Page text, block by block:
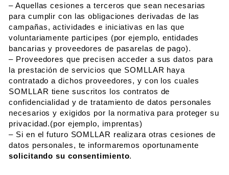
– Aquellas cesiones a terceros que sean necesarias
para cumplir con las obligaciones derivadas de las
campañas, actividades e iniciativas en las que
voluntariamente participes (por ejemplo, entidades
bancarias y proveedores de pasarelas de pago).
– Proveedores que precisen acceder a sus datos para
la prestación de servicios que SOMLLAR haya
contratado a dichos proveedores, y con los cuales
SOMLLAR tiene suscritos los contratos de
confidencialidad y de tratamiento de datos personales
necesarios y exigidos por la normativa para proteger su
privacidad.(por ejemplo, imprentas)
– Si en el futuro SOMLLAR realizara otras cesiones de
datos personales, te informaremos oportunamente
solicitando su consentimiento.